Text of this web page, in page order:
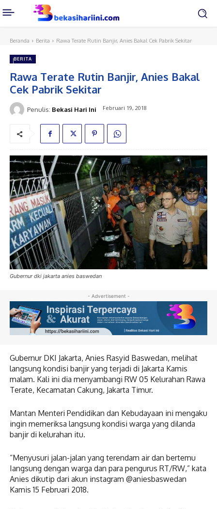
Beranda Berita Rawa Terate Rutin Banjir, Anies Bakal Cek Pabrik Sekitar
BERITA
Rawa Terate Rutin Banjir, Anies Bakal
Cek Pabrik Sekitar
Penulis: Bekasi Hari Ini Februari 19, 2018
Gubernur dki jakarta anies baswedan
- Advertisement -
Gubernur DKI Jakarta, Anies Rasyid Baswedan, melihat
langsung kondisi banjir yang terjadi di Jakarta Kamis
malam. Kali ini dia menyambangi RW 05 Kelurahan Rawa
Terate, Kecamatan Cakung, Jakarta Timur.
Mantan Menteri Pendidikan dan Kebudayaan ini mengaku
ingin memeriksa langsung kondisi warga yang dilanda
banjir di kelurahan itu.
“Menyusuri jalan-jalan yang terendam air dan bertemu
Iangsung dengan warga dan para pengurus RT/RW,” kata
Anies dikutip dari akun instagram @aniesbaswedan
Kamis 15 Februari 2018.